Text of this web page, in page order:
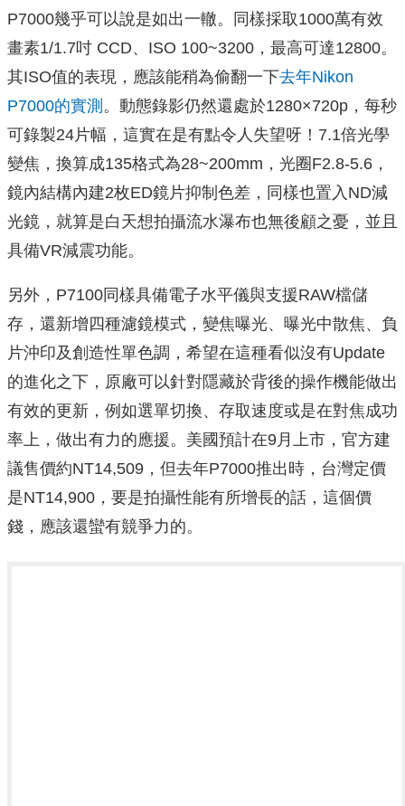
P7000幾乎可以說是如出一轍。同樣採取1000萬有效
畫素1/1.7吋 CCD、ISO 100~3200，最高可達12800。
其ISO值的表現，應該能稍為偷翻一下去年Nikon
P7000的實測 。動態錄影仍然還處於1280×720p，每秒
可錄製24片幅，這實在是有點令人失望呀！7.1倍光學
變焦，換算成135格式為28~200mm，光圈F2.8-5.6，
鏡內結構內建2枚ED鏡片抑制色差，同樣也置入ND減
光鏡，就算是白天想拍攝流水瀑布也無後顧之憂，並且
具備VR減震功能。
另外，P7100同樣具備電子水平儀與支援RAW檔儲
存，還新增四種濾鏡模式，變焦曝光、曝光中散焦、負
片沖印及創造性單色調，希望在這種看似沒有Update
的進化之下，原廠可以針對隱藏於背後的操作機能做出
有效的更新，例如選單切換、存取速度或是在對焦成功
率上，做出有力的應援。美國預計在9月上市，官方建
議售價約NT14,509，但去年P7000推出時，台灣定價
是NT14,900，要是拍攝性能有所增長的話，這個價
錢，應該還蠻有競爭力的。